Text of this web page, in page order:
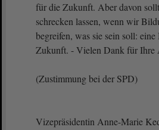
für die Zukunft. Aber davon
schrecken lassen, wenn wir
begreifen, was sie sein soll:
Zukunft. - Vielen Dank für Ihre
(Zustimmung bei der SPD)
Vizepräsidentin Anne-Marie